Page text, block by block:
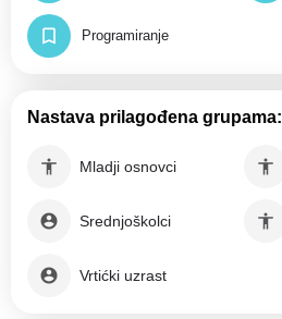
Programiranje
Nastava prilagođena grupama:
Mladji osnovci
Srednjoškolci
Vrtićki uzrast